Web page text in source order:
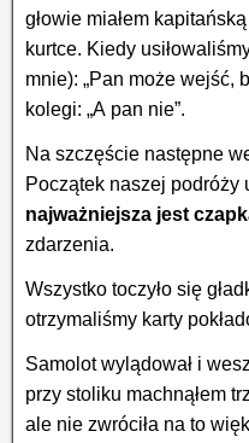
głowie miałem
kurtce. Kiedy
mnie): „Pan może wejść,
kolegi: „A pan nie”.
Na szczęście następne
Początek naszej podróży
najważniejsza jest
zdarzenia.
Wszystko toczyło się
otrzymaliśmy karty
Samolot wylądował i
przy stoliku machnąłem
ale nie zwróciła na to